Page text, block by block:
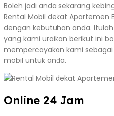
Boleh jadi anda sekarang
Rental Mobil dekat Apartemen
dengan kebutuhan anda.
yang kami uraikan berikut ini
mempercayakan kami
mobil untuk anda.
Online 24 Jam